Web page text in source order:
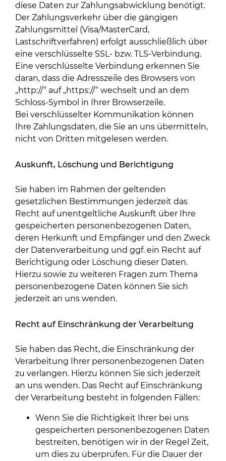
diese Daten zur Zahlungsabwicklung benötigt.
Der Zahlungsverkehr über die gängigen
Zahlungsmittel (Visa/MasterCard,
Lastschriftverfahren) erfolgt ausschließlich über
eine verschlüsselte SSL- bzw. TLS-Verbindung.
Eine verschlüsselte Verbindung erkennen Sie
daran, dass die Adresszeile des Browsers von
„http://“ auf „https://“ wechselt und an dem
Schloss-Symbol in Ihrer Browserzeile.
Bei verschlüsselter Kommunikation können
Ihre Zahlungsdaten, die Sie an uns übermitteln,
nicht von Dritten mitgelesen werden.
Auskunft, Löschung und Berichtigung
Sie haben im Rahmen der geltenden
gesetzlichen Bestimmungen jederzeit das
Recht auf unentgeltliche Auskunft über Ihre
gespeicherten personenbezogenen Daten,
deren Herkunft und Empfänger und den Zweck
der Datenverarbeitung und ggf. ein Recht auf
Berichtigung oder Löschung dieser Daten.
Hierzu sowie zu weiteren Fragen zum Thema
personenbezogene Daten können Sie sich
jederzeit an uns wenden.
Recht auf Einschränkung der Verarbeitung
Sie haben das Recht, die Einschränkung der
Verarbeitung Ihrer personenbezogenen Daten
zu verlangen. Hierzu können Sie sich jederzeit
an uns wenden. Das Recht auf Einschränkung
der Verarbeitung besteht in folgenden Fällen:
Wenn Sie die Richtigkeit Ihrer bei uns
gespeicherten personenbezogenen Daten
bestreiten, benötigen wir in der Regel Zeit,
um dies zu überprüfen. Für die Dauer der